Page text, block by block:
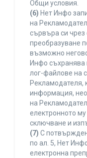
Общи условия.
(6) Нет Инфо
на
сървъра си чрез
преобразуване
възможно
Инфо съхранява
лог-файлове на
Рекламодателя,
информация,
на
електронното
сключване и
(7) С
по ал. 5, Нет
електронна